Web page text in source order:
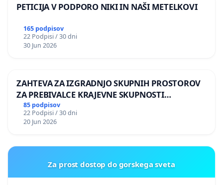
PETICIJA V PODPORO NIKI IN NAŠI METELKOVI
165 podpisov
22 Podpisi / 30 dni
30 Jun 2026
ZAHTEVA ZA IZGRADNJO SKUPNIH PROSTOROV
ZA PREBIVALCE KRAJEVNE SKUPNOSTI
PRESTRANEK
85 podpisov
22 Podpisi / 30 dni
20 Jun 2026
Za prost dostop do gorskega sveta